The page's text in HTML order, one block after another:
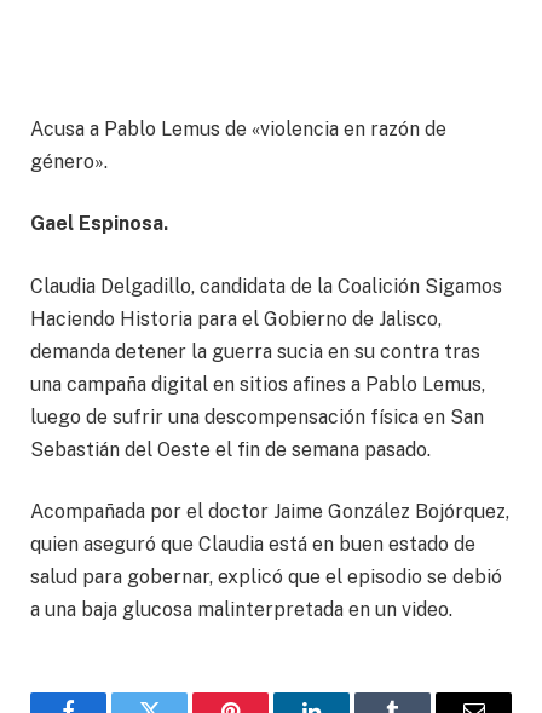
Acusa a Pablo Lemus de «violencia en razón de
género».
Gael Espinosa.
Claudia Delgadillo, candidata de la Coalición Sigamos
Haciendo Historia para el Gobierno de Jalisco,
demanda detener la guerra sucia en su contra tras
una campaña digital en sitios afines a Pablo Lemus,
luego de sufrir una descompensación física en San
Sebastián del Oeste el fin de semana pasado.
Acompañada por el doctor Jaime González Bojórquez,
quien aseguró que Claudia está en buen estado de
salud para gobernar, explicó que el episodio se debió
a una baja glucosa malinterpretada en un video.